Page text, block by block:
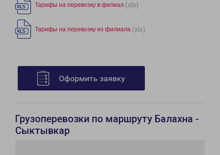
Тарифы на перевозку в филиал (xls)
Тарифы на перевозку из филиала (xls)
Оформить заявку
Грузоперевозки по маршруту Балахна -
Сыктывкар